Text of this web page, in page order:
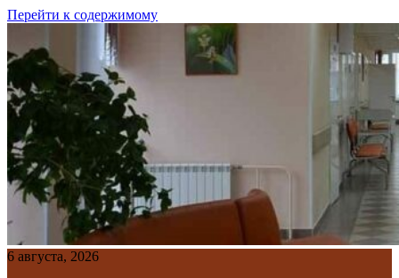
Перейти к содержимому
6 августа, 2026